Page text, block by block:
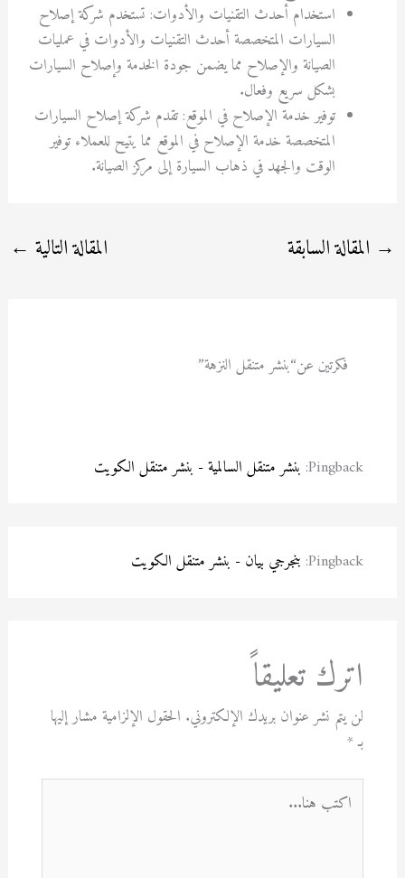
استخدام أحدث التقنيات والأدوات: تستخدم شركة إصلاح
السيارات المتخصصة أحدث التقنيات والأدوات في عمليات
الصيانة والإصلاح مما يضمن جودة الخدمة وإصلاح السيارات
بشكل سريع وفعال.
توفير خدمة الإصلاح في الموقع: تقدم شركة إصلاح السيارات
المتخصصة خدمة الإصلاح في الموقع مما يتيح للعملاء توفير
الوقت والجهد في ذهاب السيارة إلى مركز الصيانة.
→ المقالة السابقة المقالة التالية ←
فكرتين عن“بنشر متنقل النزهة”
Pingback: بنشر متنقل السالمية - بنشر متنقل الكويت
Pingback: بنجرجي بيان - بنشر متنقل الكويت
اترك تعليقاً
لن يتم نشر عنوان بريدك الإلكتروني. الحقول الإلزامية مشار إليها
بـ*
اكتب
هنا...